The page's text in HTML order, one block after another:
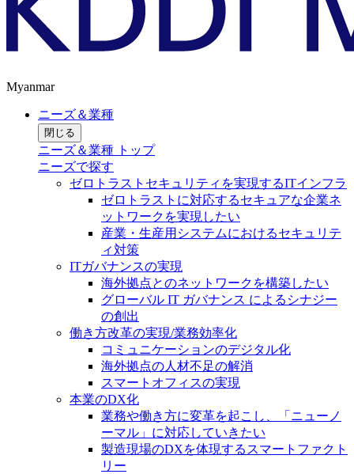
Myanmar
ニーズ＆業種
閉じる
ニーズ＆業種 トップ
ニーズで探す
ゼロトラストセキュリティを実現するITインフラ
ゼロトラストに対応するセキュアな企業ネ
ットワークを実現したい
産業・生産用システムにおけるセキュリテ
ィ対策
ITガバナンスの実現
海外拠点とのネットワークを構築したい
グローバル IT ガバナンス によるシナジー
の創出
働き方改革の実現/業務効率化
コミュニケーションのデジタル化
海外拠点の人材不足の解消
スマートオフィスの実現
本業のDX化
業務や働き方に変革を起こし、「ニューノ
ーマル」に対応していきたい
製造現場のDXを体現するスマートファクト
リー